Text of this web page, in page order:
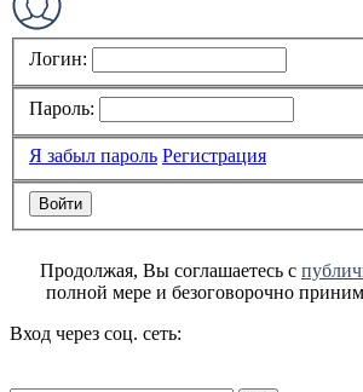
Логин:
Пароль:
Я забыл пароль Регистрация
Продолжая, Вы соглашаетесь с
полной мере и безоговорочно
Вход через соц. сеть: